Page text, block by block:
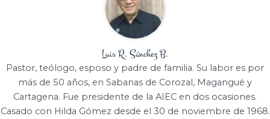
Luis R. Sánchez B.
Pastor, teólogo, esposo y padre de familia. Su labor es por
más de 50 años, en Sabanas de Corozal, Magangué y
Cartagena. Fue presidente de la AIEC en dos ocasiones.
Casado con Hilda Gómez desde el 30 de noviembre de 1968.